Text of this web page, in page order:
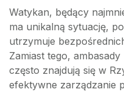
Watykan, będący
ma unikalną sytuację,
utrzymuje
Zamiast tego,
często znajdują się w
efektywne zarządzanie